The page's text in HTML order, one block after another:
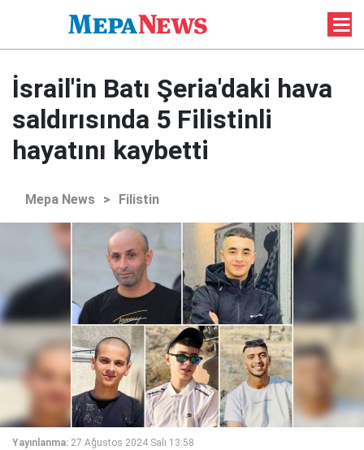
İsrail'in Batı Şeria'daki hava
saldırısında 5 Filistinli
hayatını kaybetti
Mepa News > Filistin
Yayınlanma: 27 Ağustos 2024 Salı 13:58